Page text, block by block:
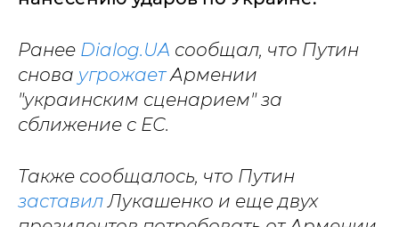
Ранее Dialog.UA сообщал, что Путин
снова угрожаетАрмении
"украинским сценарием" за
сближение с ЕС.
Также сообщалось, что Путин
заставилЛукашенко и еще двух